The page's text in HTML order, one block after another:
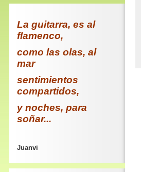
La guitarra, es al
flamenco,
como las olas, al
mar
sentimientos
compartidos,
y noches, para
soñar...
Juanvi